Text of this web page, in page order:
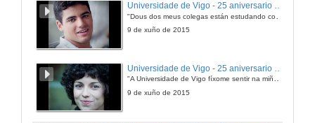
Universidade de Vigo - 25 aniversario - Estudante
9 de xuño de 2015
"A Universidade de Vigo fíxome sentir na miña segunda casa"
9 de xuño de 2015